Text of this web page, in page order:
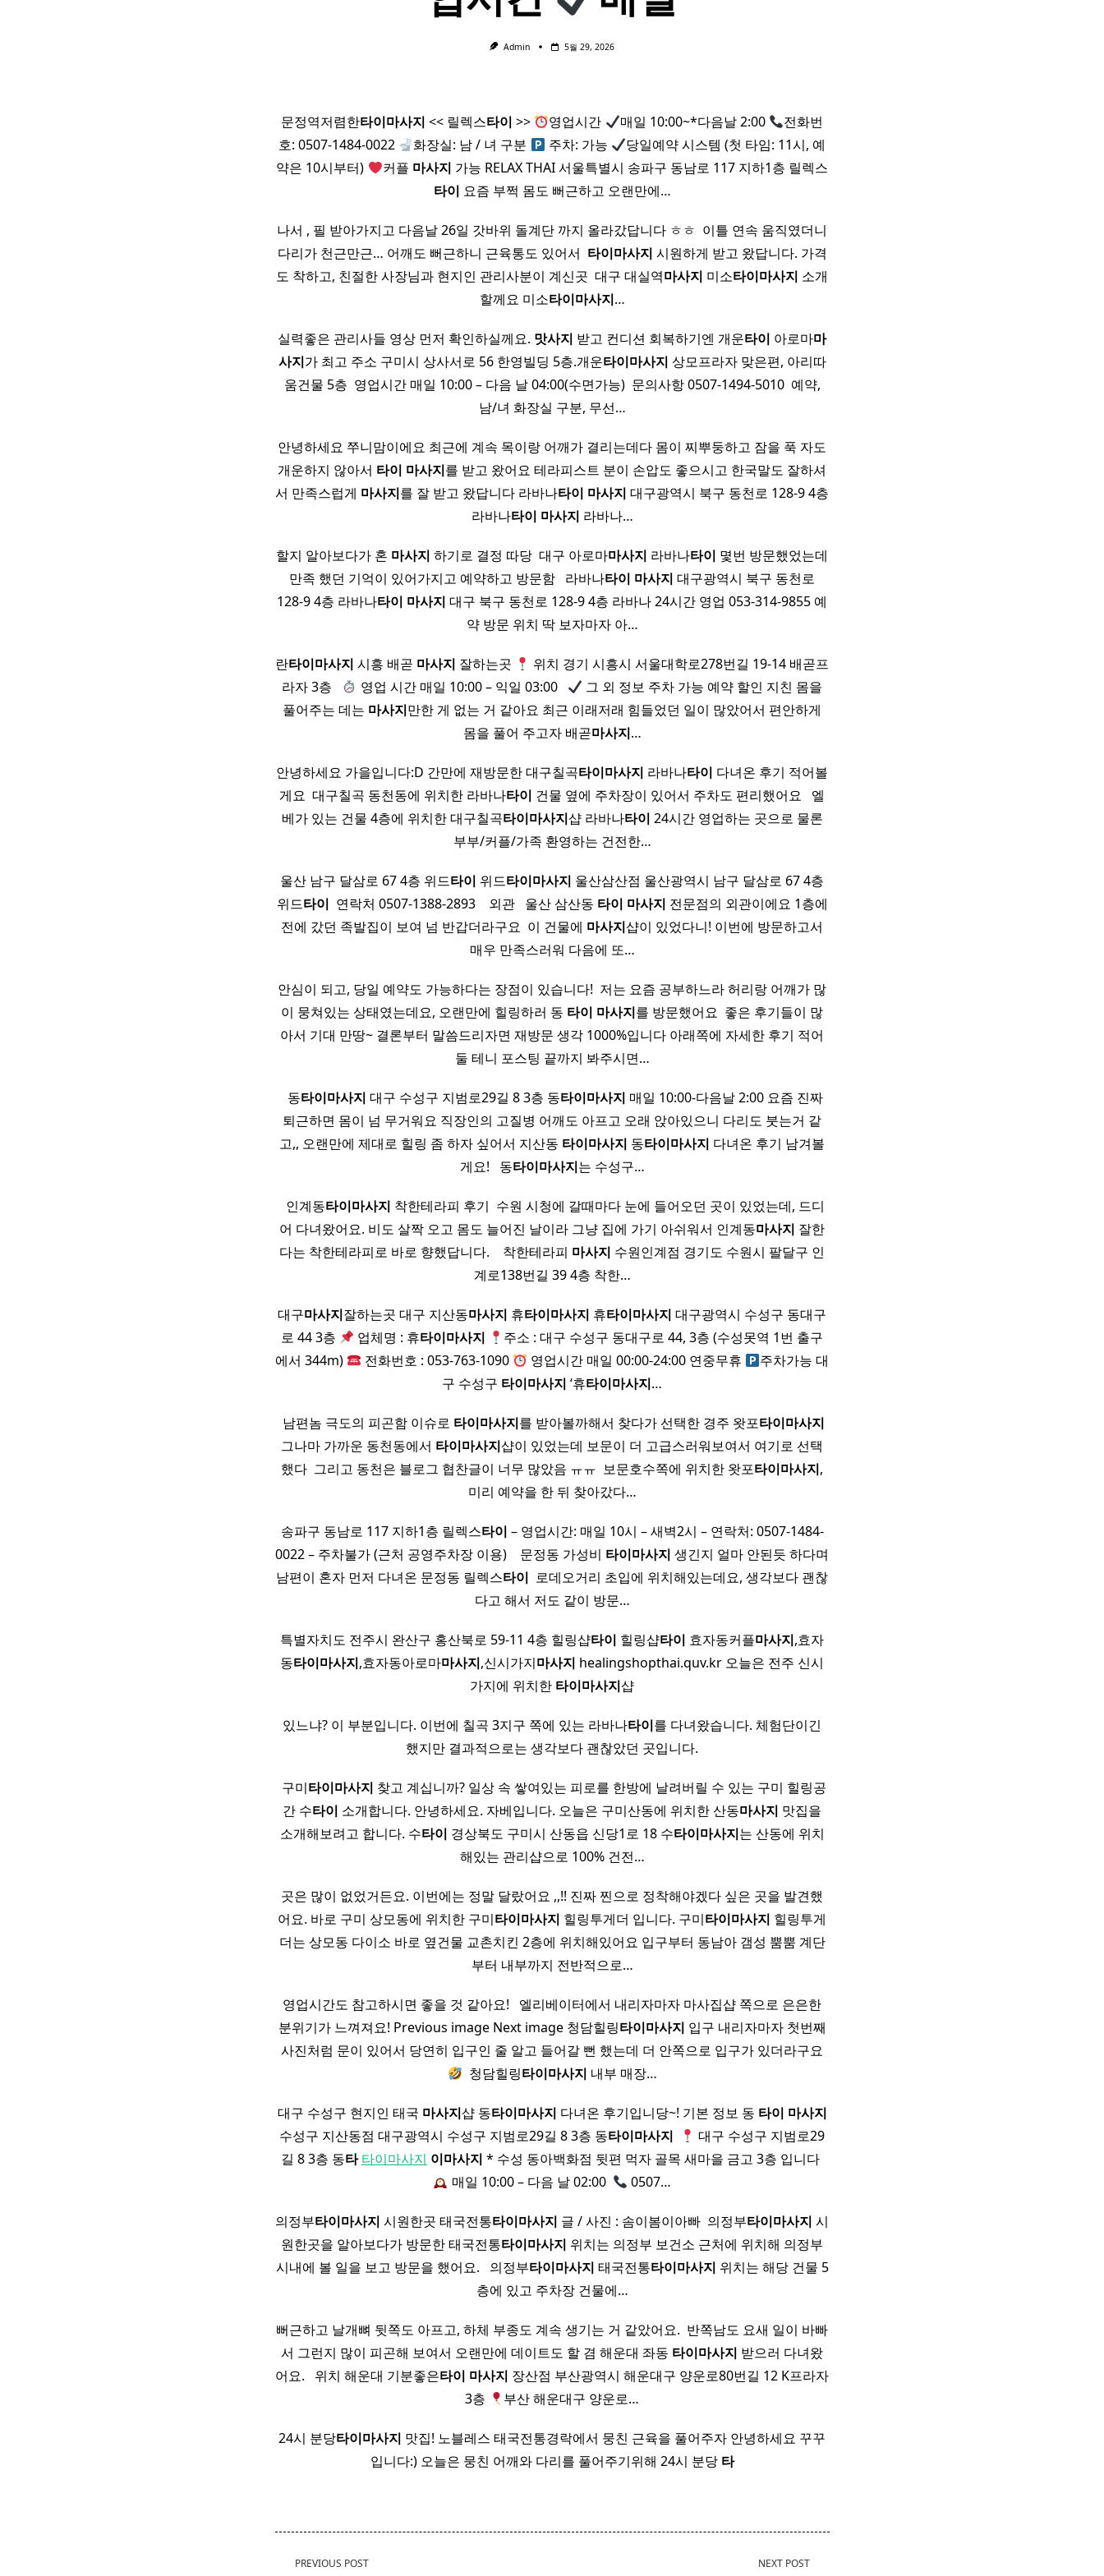
Admin 5월 29, 2026
문정역저렴한타이마사지 << 릴렉스타이 >> 영업시간 매일 10:00~*다음날 2:00
전화번
호: 0507-1484-0022
화장실: 남 / 녀 구분 주차: 가능
당일예약 시스템 (첫 타임: 11시, 예
약은 10시부터)
커플 마사지 가능 RELAX THAI 서울특별시 송파구 동남로 117 지하1층 릴렉스
타이 요즘 부쩍 몸도 뻐근하고 오랜만에…
나서 , 필 받아가지고 다음날 26일 갓바위 돌계단 까지 올라갔답니다 ㅎㅎ ​ 이틀 연속 움직였더니
다리가 천근만근… 어깨도 뻐근하니 근육통도 있어서 ​ 타이마사지 시원하게 받고 왔답니다. 가격
도 착하고, 친절한 사장님과 현지인 관리사분이 계신곳 ​ 대구 대실역마사지 미소타이마사지 소개
할께요 미소타이마사지…
실력좋은 관리사들 영상 먼저 확인하실께요. 맛사지 받고 컨디션 회복하기엔 개운타이 아로마마
사지가 최고 주소 구미시 상사서로 56 한영빌딩 5층.개운타이마사지 상모프라자 맞은편, 아리따
움건물 5층 ​ 영업시간 매일 10:00 – 다음 날 04:00(수면가능) ​ 문의사항 0507-1494-5010 ​ 예약,
남/녀 화장실 구분, 무선…
안녕하세요 쭈니맘이에요 최근에 계속 목이랑 어깨가 결리는데다 몸이 찌뿌둥하고 잠을 푹 자도
개운하지 않아서 타이 마사지를 받고 왔어요 테라피스트 분이 손압도 좋으시고 한국말도 잘하셔
서 만족스럽게 마사지를 잘 받고 왔답니다 라바나타이 마사지 대구광역시 북구 동천로 128-9 4층
라바나타이 마사지 라바나…
할지 알아보다가 혼 마사지 하기로 결정 따당 ​ 대구 아로마마사지 라바나타이 몇번 방문했었는데
만족 했던 기억이 있어가지고 예약하고 방문함 ​ ​ 라바나타이 마사지 대구광역시 북구 동천로
128-9 4층 라바나타이 마사지 대구 북구 동천로 128-9 4층 라바나 24시간 영업 053-314-9855 예
약 방문 위치 딱 보자마자 아…
란타이마사지 시흥 배곧 마사지 잘하는곳
위치 경기 시흥시 서울대학로278번길 19-14 배곧프
라자 3층 ​ ​
영업 시간 매일 10:00 – 익일 03:00 ​ ​
그 외 정보 주차 가능 예약 할인 지친 몸을
풀어주는 데는 마사지만한 게 없는 거 같아요 최근 이래저래 힘들었던 일이 많았어서 편안하게
몸을 풀어 주고자 배곧마사지…
안녕하세요 가을입니다:D 간만에 재방문한 대구칠곡타이마사지 라바나타이 다녀온 후기 적어볼
게요 ​ 대구칠곡 동천동에 위치한 라바나타이 건물 옆에 주차장이 있어서 주차도 편리했어요 ​ ​ 엘
베가 있는 건물 4층에 위치한 대구칠곡타이마사지샵 라바나타이 24시간 영업하는 곳으로 물론
부부/커플/가족 환영하는 건전한…
울산 남구 달삼로 67 4층 위드타이 위드타이마사지 울산삼산점 울산광역시 남구 달삼로 67 4층
위드타이 ​ 연락처 0507-1388-2893 ​ ​ ​ 외관 ​ ​ 울산 삼산동 타이 마사지 전문점의 외관이에요 1층에
전에 갔던 족발집이 보여 넘 반갑더라구요 ​ 이 건물에 마사지샵이 있었다니! 이번에 방문하고서
매우 만족스러워 다음에 또…
안심이 되고, 당일 예약도 가능하다는 장점이 있습니다! ​ 저는 요즘 공부하느라 허리랑 어깨가 많
이 뭉쳐있는 상태였는데요, 오랜만에 힐링하러 동 타이 마사지를 방문했어요 ​ 좋은 후기들이 많
아서 기대 만땅~ 결론부터 말씀드리자면 재방문 생각 1000%입니다 아래쪽에 자세한 후기 적어
둘 테니 포스팅 끝까지 봐주시면…
​ ​ 동타이마사지 대구 수성구 지범로29길 8 3층 동타이마사지 매일 10:00-다음날 2:00 요즘 진짜
퇴근하면 몸이 넘 무거워요 직장인의 고질병 어깨도 아프고 오래 앉아있으니 다리도 붓는거 같
고,, 오랜만에 제대로 힐링 좀 하자 싶어서 지산동 타이마사지 동타이마사지 다녀온 후기 남겨볼
게요! ​ ​ 동타이마사지는 수성구…
​ ​ 인계동타이마사지 착한테라피 후기 ​ 수원 시청에 갈때마다 눈에 들어오던 곳이 있었는데, 드디
어 다녀왔어요. 비도 살짝 오고 몸도 늘어진 날이라 그냥 집에 가기 아쉬워서 인계동마사지 잘한
다는 착한테라피로 바로 향했답니다. ​ ​ ​ 착한테라피 마사지 수원인계점 경기도 수원시 팔달구 인
계로138번길 39 4층 착한…
대구마사지잘하는곳 대구 지산동마사지 휴타이마사지 휴타이마사지 대구광역시 수성구 동대구
로 44 3층
업체명 : 휴타이마사지
주소 : 대구 수성구 동대구로 44, 3층 (수성못역 1번 출구
에서 344m)
전화번호 : 053-763-1090 영업시간 매일 00:00-24:00 연중무휴
주차가능 대
구 수성구 타이마사지 ‘휴타이마사지…
​ 남편놈 극도의 피곤함 이슈로 타이마사지를 받아볼까해서 찾다가 선택한 경주 왓포타이마사지
그나마 가까운 동천동에서 타이마사지샵이 있었는데 보문이 더 고급스러워보여서 여기로 선택
했다 ​ 그리고 동천은 블로그 협찬글이 너무 많았음 ㅠㅠ ​ 보문호수쪽에 위치한 왓포타이마사지,
미리 예약을 한 뒤 찾아갔다…
송파구 동남로 117 지하1층 릴렉스타이 – 영업시간: 매일 10시 – 새벽2시 – 연락처: 0507-1484-
0022 – 주차불가 (근처 공영주차장 이용) ​ ​ ​ 문정동 가성비 타이마사지 생긴지 얼마 안된듯 하다며
남편이 혼자 먼저 다녀온 문정동 릴렉스타이 ​ 로데오거리 초입에 위치해있는데요, 생각보다 괜찮
다고 해서 저도 같이 방문…
특별자치도 전주시 완산구 홍산북로 59-11 4층 힐링샵타이 힐링샵타이 효자동커플마사지,효자
동타이마사지,효자동아로마마사지,신시가지마사지 healingshopthai.quv.kr 오늘은 전주 신시
가지에 위치한 타이마사지샵
있느냐? 이 부분입니다. 이번에 칠곡 3지구 쪽에 있는 라바나타이를 다녀왔습니다. 체험단이긴
했지만 결과적으로는 생각보다 괜찮았던 곳입니다.
​ ​구미타이마사지 찾고 계십니까? 일상 속 쌓여있는 피로를 한방에 날려버릴 수 있는 구미 힐링공
간 수타이 소개합니다. 안녕하세요. 자베입니다. 오늘은 구미산동에 위치한 산동마사지 맛집을
소개해보려고 합니다. 수타이 경상북도 구미시 산동읍 신당1로 18 수타이마사지는 산동에 위치
해있는 관리샵으로 100% 건전…
곳은 많이 없었거든요. 이번에는 정말 달랐어요 ,,!! 진짜 찐으로 정착해야겠다 싶은 곳을 발견했
어요. 바로 구미 상모동에 위치한 구미타이마사지 힐링투게더 입니다. 구미타이마사지 힐링투게
더는 상모동 다이소 바로 옆건물 교촌치킨 2층에 위치해있어요 입구부터 동남아 갬성 뿜뿜 계단
부터 내부까지 전반적으로…
영업시간도 참고하시면 좋을 것 같아요! ​ ​ 엘리베이터에서 내리자마자 마사집샵 쪽으로 은은한
분위기가 느껴져요! Previous image Next image 청담힐링타이마사지 입구 내리자마자 첫번째
사진처럼 문이 있어서 당연히 입구인 줄 알고 들어갈 뻔 했는데 더 안쪽으로 입구가 있더라구요
​ 청담힐링타이마사지 내부 매장…
대구 수성구 현지인 태국 마사지샵 동타이마사지 다녀온 후기입니당~! 기본 정보 동 타이 마사지
수성구 지산동점 대구광역시 수성구 지범로29길 8 3층 동타이마사지
대구 수성구 지범로29
길 8 3층 동타타이마사지 이마사지 * 수성 동아백화점 뒷편 먹자 골목 새마을 금고 3층 입니다 ​
매일 10:00 – 다음 날 02:00 ​
0507…
의정부타이마사지 시원한곳 태국전통타이마사지 글 / 사진 : 솜이봄이아빠 ​ 의정부타이마사지 시
원한곳을 알아보다가 방문한 태국전통타이마사지 위치는 의정부 보건소 근처에 위치해 의정부
시내에 볼 일을 보고 방문을 했어요. ​ ​ 의정부타이마사지 태국전통타이마사지 위치는 해당 건물 5
층에 있고 주차장 건물에…
뻐근하고 날개뼈 뒷쪽도 아프고, 하체 부종도 계속 생기는 거 같았어요. ​ 반쪽남도 요새 일이 바빠
서 그런지 많이 피곤해 보여서 오랜만에 데이트도 할 겸 해운대 좌동 타이마사지 받으러 다녀왔
어요. ​ ​ 위치 해운대 기분좋은타이 마사지 장산점 부산광역시 해운대구 양운로80번길 12 K프라자
3층
부산 해운대구 양운로…
24시 분당타이마사지 맛집! 노블레스 태국전통경락에서 뭉친 근육을 풀어주자 안녕하세요 꾸꾸
입니다:) 오늘은 뭉친 어깨와 다리를 풀어주기위해 24시 분당 타
<span
PREVIOUS POST NEXT POST